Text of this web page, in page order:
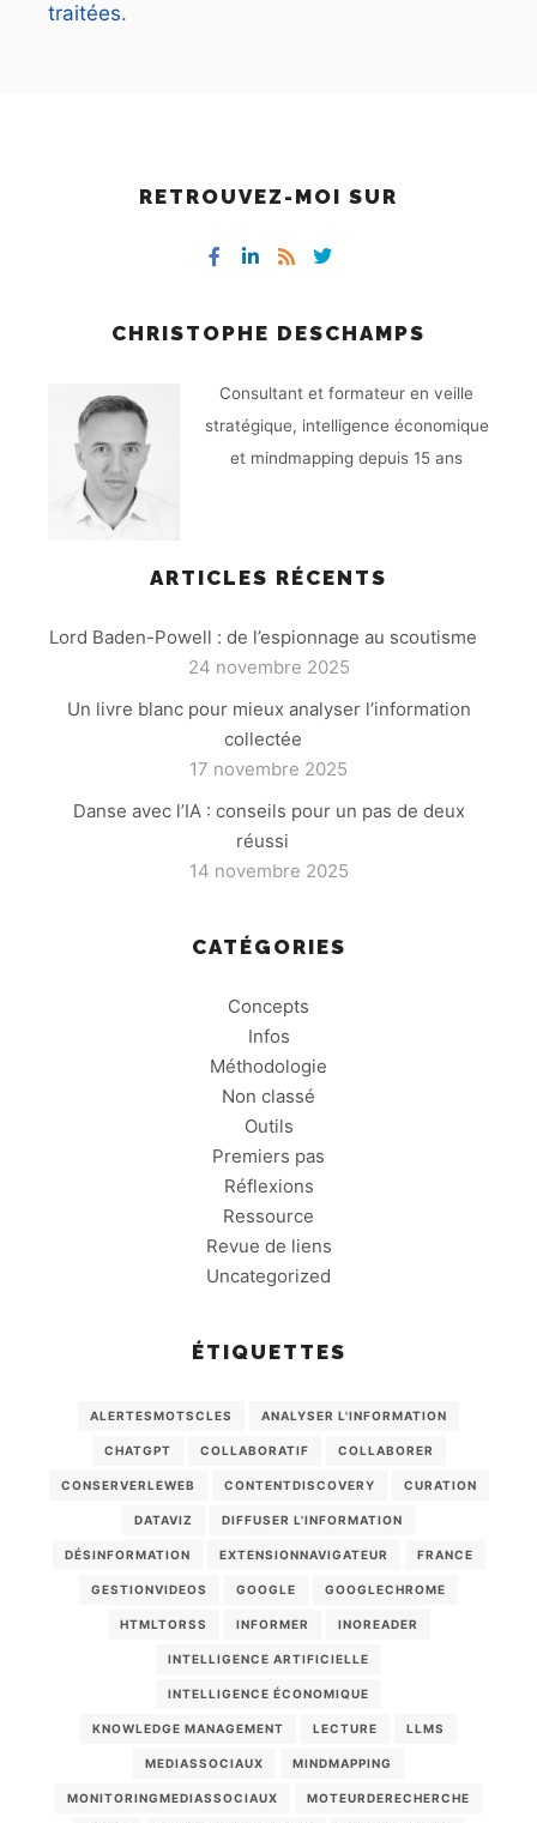
traitées.
RETROUVEZ-MOI SUR
CHRISTOPHE DESCHAMPS
Consultant et formateur en veille
stratégique, intelligence économique
et mindmapping depuis 15 ans
ARTICLES RÉCENTS
Lord Baden-Powell : de l’espionnage au scoutisme
24 novembre 2025
Un livre blanc pour mieux analyser l’information
collectée
17 novembre 2025
Danse avec l’IA : conseils pour un pas de deux
réussi
14 novembre 2025
CATÉGORIES
Concepts
Infos
Méthodologie
Non classé
Outils
Premiers pas
Réflexions
Ressource
Revue de liens
Uncategorized
ÉTIQUETTES
ALERTESMOTSCLES ANALYSER L'INFORMATION
CHATGPT COLLABORATIF COLLABORER
CONSERVERLEWEB CONTENTDISCOVERY CURATION
DATAVIZ DIFFUSER L'INFORMATION
DÉSINFORMATION EXTENSIONNAVIGATEUR FRANCE
GESTIONVIDEOS GOOGLE GOOGLECHROME
HTMLTORSS INFORMER INOREADER
INTELLIGENCE ARTIFICIELLE
INTELLIGENCE ÉCONOMIQUE
KNOWLEDGE MANAGEMENT LECTURE LLMS
MEDIASSOCIAUX MINDMAPPING
MONITORINGMEDIASSOCIAUX MOTEURDERECHERCHE